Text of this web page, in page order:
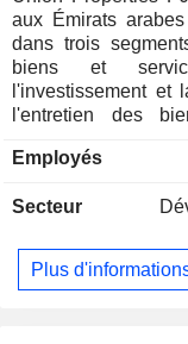
aux Émirats
dans trois
biens et
l'investissement et
l'entretien des
que la fourniture de
industriels et de
Etihad Real Estate
Employés
Secteur
Plus